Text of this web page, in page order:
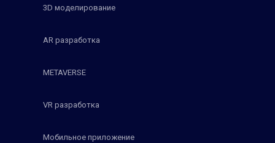
3D моделирование
AR разработка
METAVERSE
VR разработка
Мобильное приложение